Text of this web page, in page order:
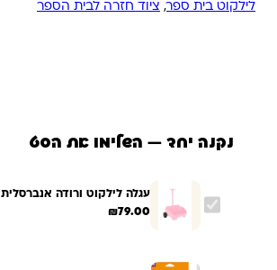
לילקוט בית ספר, ציוד חזרה לבית הספר
נקנה יחד — השלימו את הסט
עגלה לילקוט ורודה אנברסלית
₪79.00